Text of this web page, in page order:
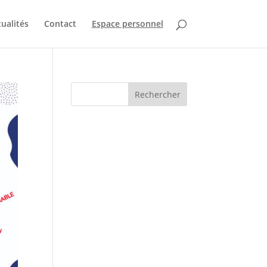
Contact Espace personnel